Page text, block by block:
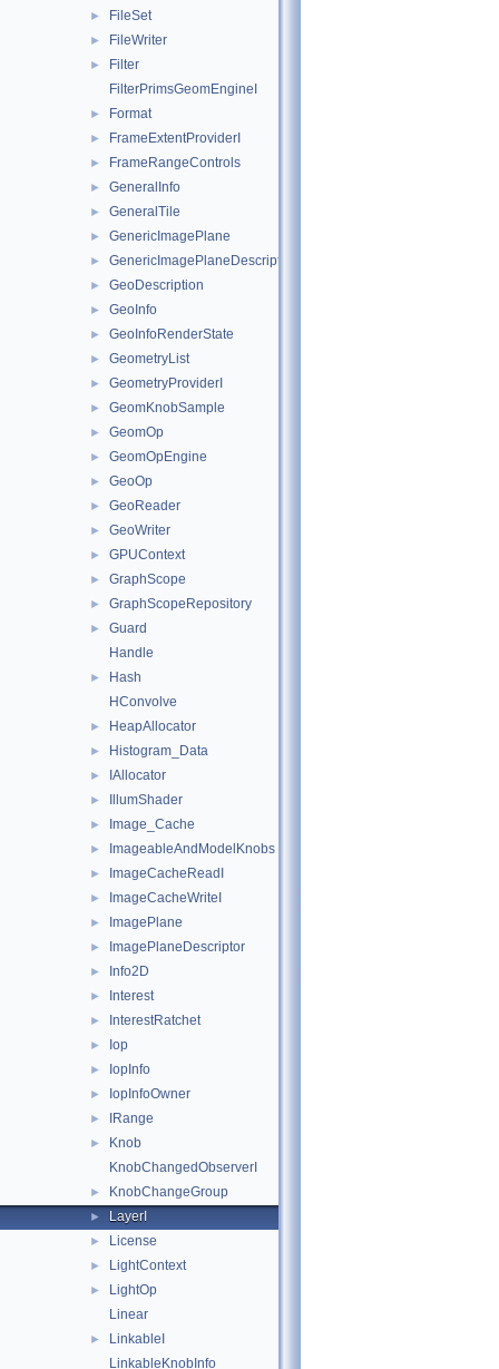
► FileSet
► FileWriter
►
Filter
FilterPrimsGeomEngineI
► Format
► FrameExtentProviderI
► FrameRangeControls
► GeneralInfo
► GeneralTile
► GenericImagePlane
► GenericImagePlaneDescriptor
► GeoDescription
► GeoInfo
► GeoInfoRenderState
► GeometryList
► GeometryProviderI
► GeomKnobSample
► GeomOp
► GeomOpEngine
► GeoOp
► GeoReader
► GeoWriter
► GPUContext
► GraphScope
► GraphScopeRepository
►
Guard
Handle
►
Hash
HConvolve
► HeapAllocator
► Histogram_Data
► IAllocator
► IllumShader
► Image_Cache
► ImageableAndModelKnobs
► ImageCacheReadI
► ImageCacheWriteI
► ImagePlane
► ImagePlaneDescriptor
► Info2D
► Interest
► InterestRatchet
► Iop
► IopInfo
► IopInfoOwner
► IRange
►
Knob
KnobChangedObserverI
► KnobChangeGroup
► LayerI
► License
► LightContext
►
LightOp
Linear
►
LinkableI
LinkableKnobInfo